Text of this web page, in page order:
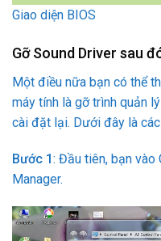
Giao diện BIOS
Gỡ Sound Driver sau
Một điều nữa bạn có thể
máy tính là gỡ trình quản
cài đặt lại. Dưới đây là
Bước 1 : Đầu tiên, bạn vào
Manager.